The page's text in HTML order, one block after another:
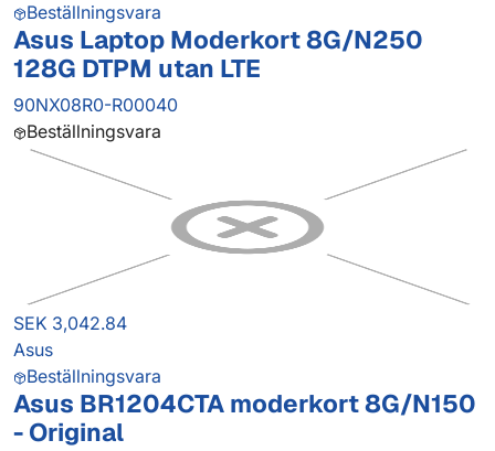
Beställningsvara
Asus Laptop Moderkort 8G/N250
128G DTPM utan LTE
90NX08R0-R00040
Beställningsvara
SEK 3,042.84
Asus
Beställningsvara
Asus BR1204CTA moderkort 8G/N150
- Original